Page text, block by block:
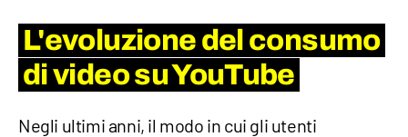
L'evoluzione del consumo
di video su YouTube
Negli ultimi anni, il modo in cui gli utenti